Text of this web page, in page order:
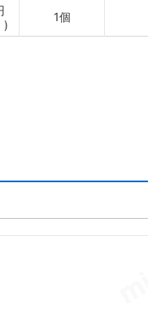
)
1個